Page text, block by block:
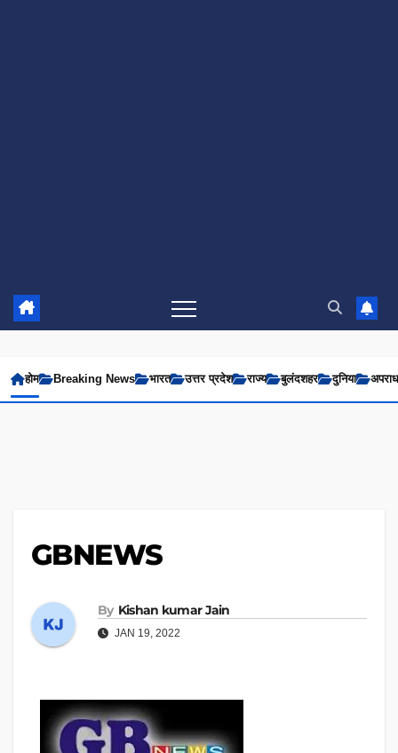
होम Breaking News भारत उत्तर प्रदेश राज्य बुलंदशहर दुनिया अपराध
GBNEWS
By Kishan kumar Jain
JAN 19, 2022